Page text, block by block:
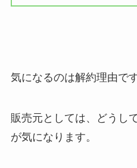
気になるのは解約理由です
販売元としては、どうし
が気になります。